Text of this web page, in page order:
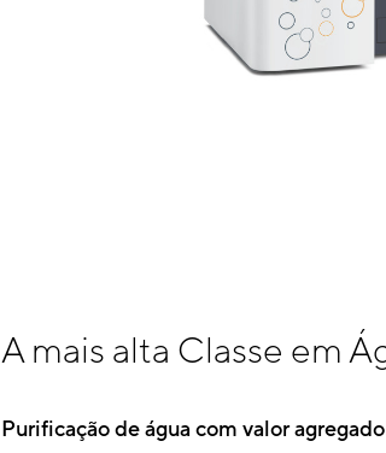
A mais alta Classe em
Purificação de água com valor